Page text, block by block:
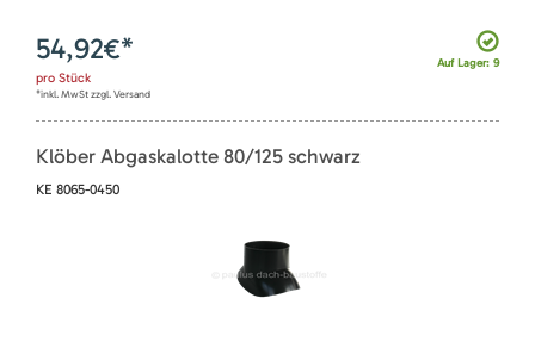
Auf Lager: 9
54,92€*
pro Stück
*inkl. MwSt zzgl. Versand
Klöber Abgaskalotte 80/125 schwarz
KE 8065-0450